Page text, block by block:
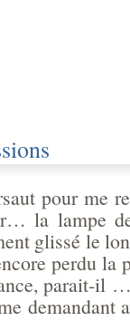
pour me
la lampe
glissé le
perdu la
parait-il
demandant